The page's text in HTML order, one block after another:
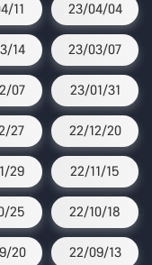
11 23/04/04
14 23/03/07
07 23/01/31
27 22/12/20
29 22/11/15
25 22/10/18
20 22/09/13